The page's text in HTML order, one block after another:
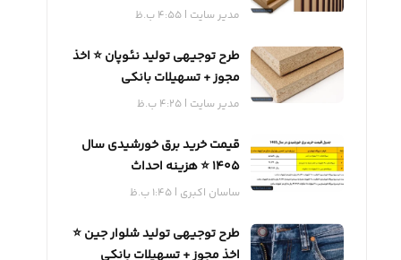
بانکی
مدیر سایت 4:55 ب.ظ
طرح توجیهی تولید نئوپان ⭐️ اخذ
مجوز + تسهیلات بانکی
مدیر سایت 4:25 ب.ظ
قیمت خرید برق خورشیدی سال
1405 ⭐️ هزینه احداث
ساسان اکبری 1:45 ب.ظ
طرح توجیهی تولید شلوار جین ⭐️
اخذ مجوز + تسهیلات بانکی